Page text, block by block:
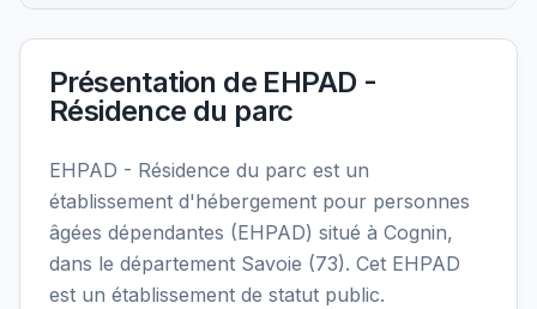
Présentation de EHPAD -
Résidence du parc
EHPAD - Résidence du parc est un
établissement d'hébergement pour personnes
âgées dépendantes (EHPAD) situé à Cognin,
dans le département Savoie (73). Cet EHPAD
est un établissement de statut public.